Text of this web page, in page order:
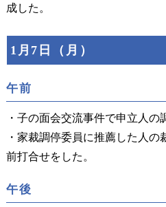
成した。
1月7日（月）
午前
・子の面会交流事件で申立人の
・家裁調停委員に推薦した人
前打合せをした。
午後